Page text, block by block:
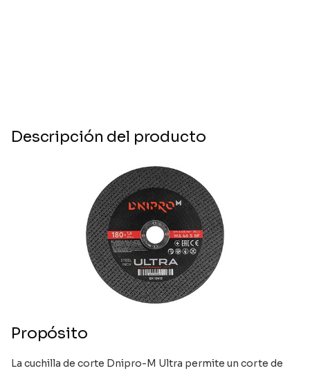
Descripción del producto
Propósito
La cuchilla de corte Dnipro-M Ultra permite un corte de